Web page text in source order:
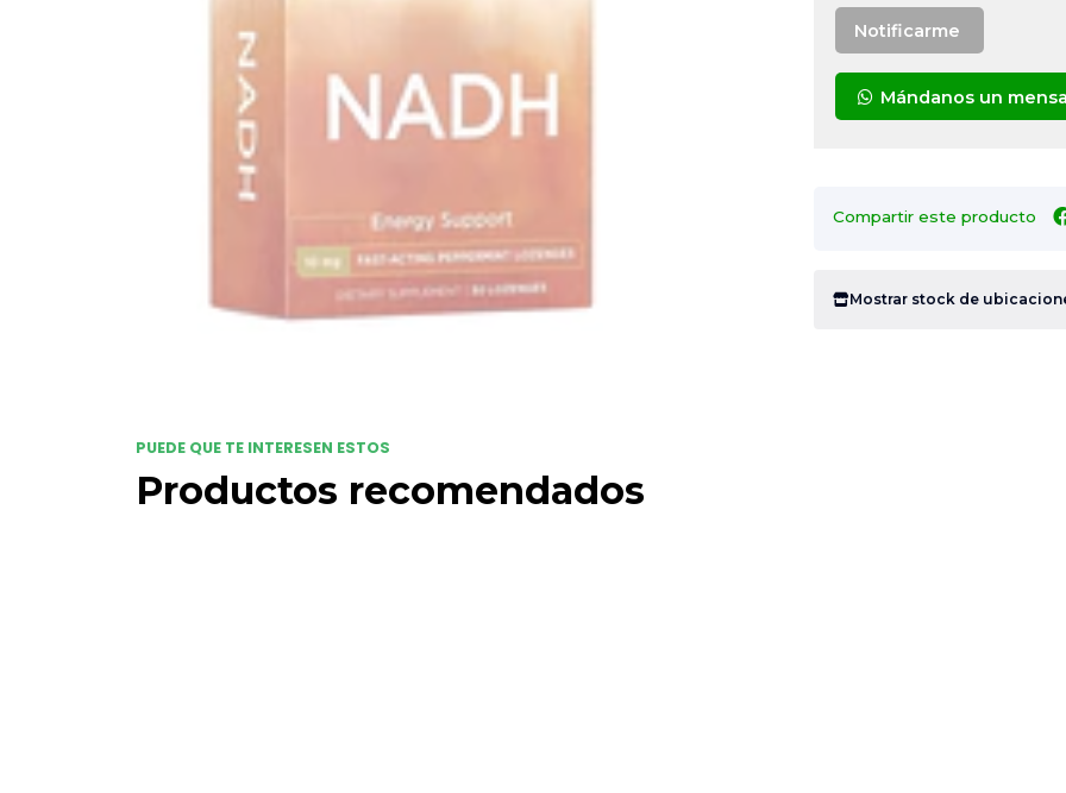
Notificarme
Mándanos un
Compartir este producto
Mostrar stock de
PUEDE QUE TE INTERESEN ESTOS
Productos recomendados